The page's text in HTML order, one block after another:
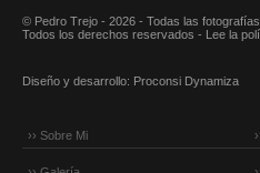
© Pedro Trejo - 2026 - Todas las
Todos los derechos reservados - Lee la
Diseño y desarrollo: Proconsi Dynamiza
›› Sobre Mi